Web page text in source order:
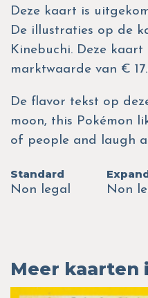
Deze kaart is
De illustraties op de
Kinebuchi. Deze
marktwaarde van €
De flavor tekst op
moon, this Pokémon
of people and laugh
Standard
Non legal
Non
Meer kaarten